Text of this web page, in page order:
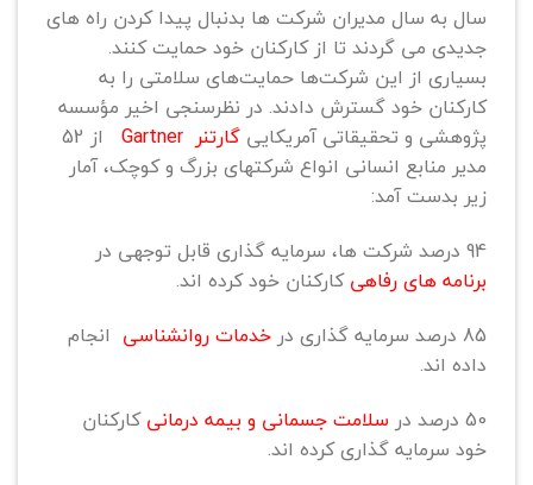
سال به سال مدیران شرکت ها بدنبال پیدا کردن راه های
جدیدی می گردند تا از کارکنان خود حمایت کنند.
بسیاری از این شرکت‌ها حمایت‌های سلامتی را به
کارکنان خود گسترش دادند. در نظرسنجی اخیر مؤسسه
پژوهشی و تحقیقاتی آمریکایی گارتنر Gartner
از 52
مدیر منابع انسانی انواع شرکتهای بزرگ و کوچک، آمار
زیر بدست آمد:
94 درصد شرکت ها، سرمایه گذاری قابل توجهی در
برنامه های رفاهیکارکنان خود کرده اند.
85 درصد سرمایه گذاری در
خدمات روانشناسی انجام
داده اند.
50 درصد در
سلامت جسمانی و بیمه درمانیکارکنان
خود سرمایه گذاری کرده اند.